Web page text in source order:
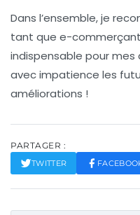
Dans l’ensemble, je
tant que e-
indispensable pour mes
avec impatience les
améliorations !
PARTAGER :
TWITTER